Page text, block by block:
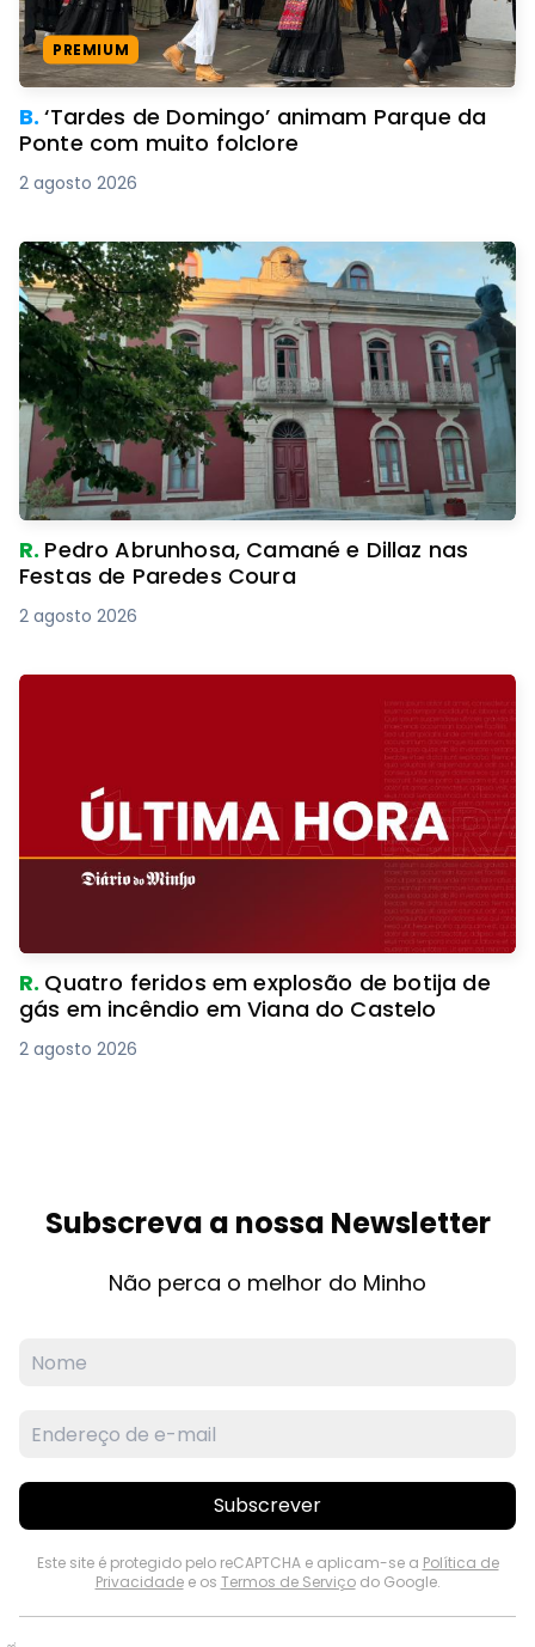
PREMIUM
B.‘Tardes de Domingo’ animam Parque da
Ponte com muito folclore
2 agosto 2026
R. Pedro Abrunhosa, Camané e Dillaz nas
Festas de Paredes Coura
2 agosto 2026
R. Quatro feridos em explosão de botija de
gás em incêndio em Viana do Castelo
2 agosto 2026
Subscreva a nossa Newsletter
Não perca o melhor do Minho
Subscrever
Este site é protegido pelo reCAPTCHA e aplicam-se a Política de
Privacidadee os Termos de Serviçodo Google.